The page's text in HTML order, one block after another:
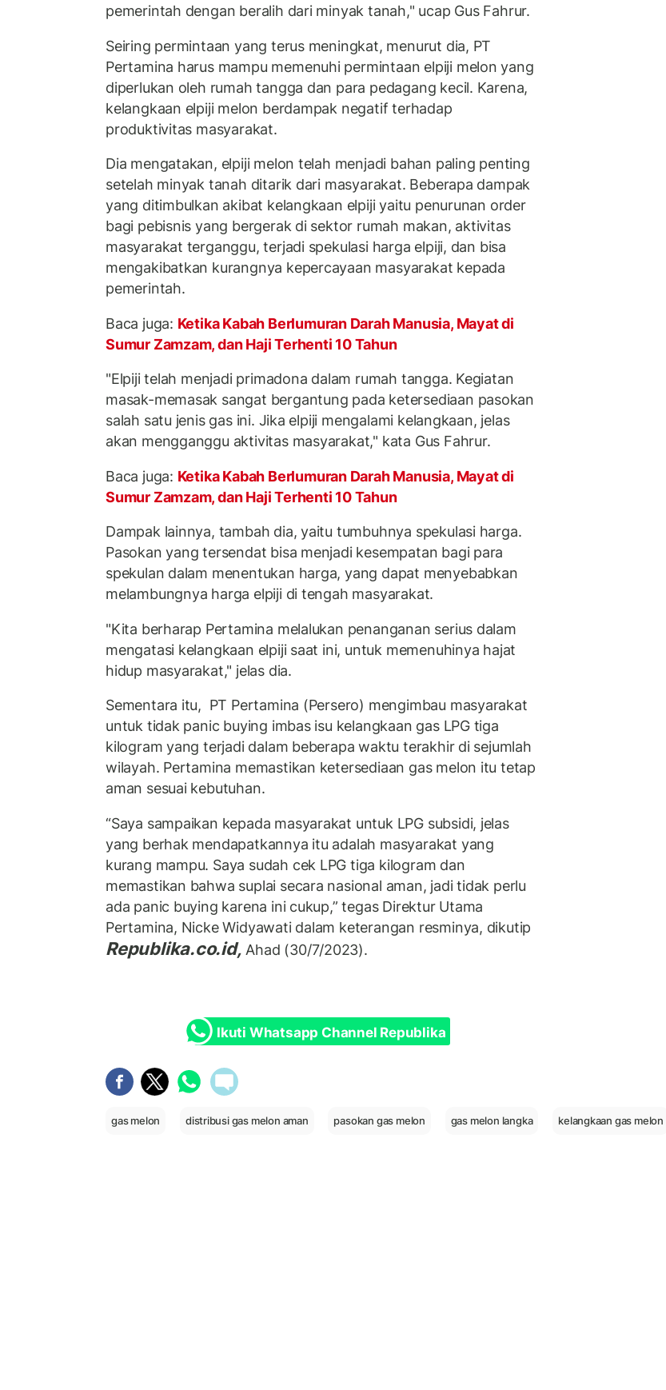
pemerintah dengan beralih dari minyak tanah," ucap Gus Fahrur.
Seiring permintaan yang terus meningkat, menurut dia, PT
Pertamina harus mampu memenuhi permintaan elpiji melon yang
diperlukan oleh rumah tangga dan para pedagang kecil. Karena,
kelangkaan elpiji melon berdampak negatif terhadap
produktivitas masyarakat.
Dia mengatakan, elpiji melon telah menjadi bahan paling penting
setelah minyak tanah ditarik dari masyarakat. Beberapa dampak
yang ditimbulkan akibat kelangkaan elpiji yaitu penurunan order
bagi pebisnis yang bergerak di sektor rumah makan, aktivitas
masyarakat terganggu, terjadi spekulasi harga elpiji, dan bisa
mengakibatkan kurangnya kepercayaan masyarakat kepada
pemerintah.
Baca juga: Ketika Kabah Berlumuran Darah Manusia, Mayat di
Sumur Zamzam, dan Haji Terhenti 10 Tahun
"Elpiji telah menjadi primadona dalam rumah tangga. Kegiatan
masak-memasak sangat bergantung pada ketersediaan pasokan
salah satu jenis gas ini. Jika elpiji mengalami kelangkaan, jelas
akan mengganggu aktivitas masyarakat," kata Gus Fahrur.
Baca juga: Ketika Kabah Berlumuran Darah Manusia, Mayat di
Sumur Zamzam, dan Haji Terhenti 10 Tahun
Dampak lainnya, tambah dia, yaitu tumbuhnya spekulasi harga.
Pasokan yang tersendat bisa menjadi kesempatan bagi para
spekulan dalam menentukan harga, yang dapat menyebabkan
melambungnya harga elpiji di tengah masyarakat.
"Kita berharap Pertamina melalukan penanganan serius dalam
mengatasi kelangkaan elpiji saat ini, untuk memenuhinya hajat
hidup masyarakat," jelas dia.
Sementara itu, PT Pertamina (Persero) mengimbau masyarakat
untuk tidak panic buying imbas isu kelangkaan gas LPG tiga
kilogram yang terjadi dalam beberapa waktu terakhir di sejumlah
wilayah. Pertamina memastikan ketersediaan gas melon itu tetap
aman sesuai kebutuhan.
“Saya sampaikan kepada masyarakat untuk LPG subsidi, jelas
yang berhak mendapatkannya itu adalah masyarakat yang
kurang mampu. Saya sudah cek LPG tiga kilogram dan
memastikan bahwa suplai secara nasional aman, jadi tidak perlu
ada panic buying karena ini cukup,” tegas Direktur Utama
Pertamina, Nicke Widyawati dalam keterangan resminya, dikutip
Republika.co.id, Ahad (30/7/2023).
Ikuti Whatsapp Channel Republika
gas melon distribusi gas melon aman pasokan gas melon gas melon langka kelangkaan gas melon